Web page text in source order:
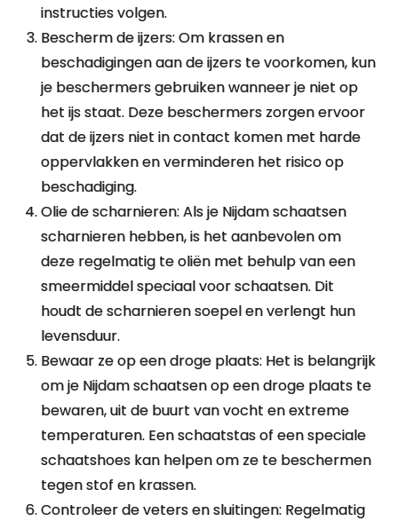
instructies volgen.
Bescherm de ijzers: Om krassen en
beschadigingen aan de ijzers te voorkomen, kun
je beschermers gebruiken wanneer je niet op
het ijs staat. Deze beschermers zorgen ervoor
dat de ijzers niet in contact komen met harde
oppervlakken en verminderen het risico op
beschadiging.
Olie de scharnieren: Als je Nijdam schaatsen
scharnieren hebben, is het aanbevolen om
deze regelmatig te oliën met behulp van een
smeermiddel speciaal voor schaatsen. Dit
houdt de scharnieren soepel en verlengt hun
levensduur.
Bewaar ze op een droge plaats: Het is belangrijk
om je Nijdam schaatsen op een droge plaats te
bewaren, uit de buurt van vocht en extreme
temperaturen. Een schaatstas of een speciale
schaatshoes kan helpen om ze te beschermen
tegen stof en krassen.
Controleer de veters en sluitingen: Regelmatig